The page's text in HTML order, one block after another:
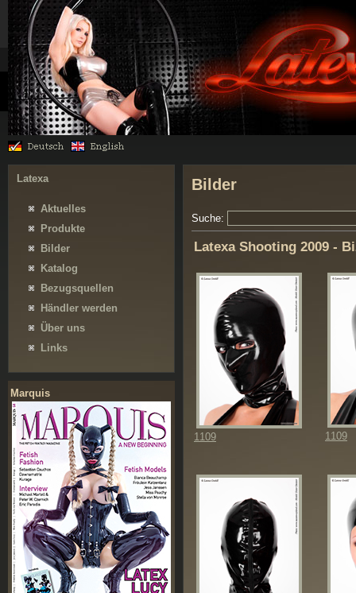
Latexa
Aktuelles
Produkte
Bilder
Katalog
Bezugsquellen
Händler werden
Über uns
Links
Marquis
Bilder
Suche:
Latexa Shooting 2009 -
1109 1109